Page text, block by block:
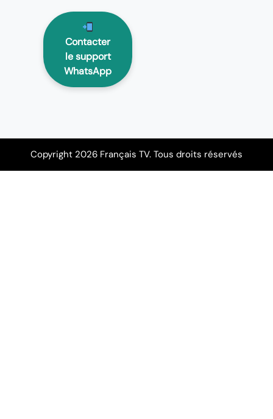
Contacter
le support
WhatsApp
Copyright 2026 Français TV. Tous droits réservés